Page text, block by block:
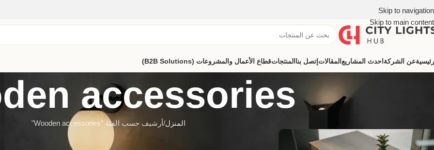
Skip to navigation
Skip to main content
عن الشركة احدث المشاريع المقالات إتصل بنا المنتجاتقطاع الأعمال والمشروعات (B2B Solutions)
accessories
المنزل أرشيف حسب الفئة "Wooden accessories"